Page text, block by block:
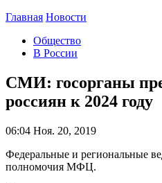
Главная Новости
Общество
В России
СМИ: госорганы
россиян к 2024 году
06:04 Ноя. 20, 2019
Федеральные и региональные
полномочия МФЦ.